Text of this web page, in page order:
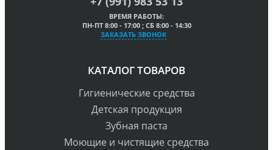
ВРЕМЯ РАБОТЫ:
ПН-ПТ 8:00 - 17:00 ; СБ 8:00 - 14:30
ЗАКАЗАТЬ ЗВОНОК
КАТАЛОГ ТОВАРОВ
Гигиенические средства
Детская продукция
Зубная паста
Моющие и чистящие средства